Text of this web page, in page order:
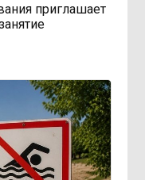
приглашает